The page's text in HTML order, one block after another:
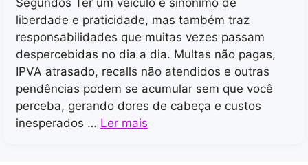
Segundos Ter um veículo é sinônimo de
liberdade e praticidade, mas também traz
responsabilidades que muitas vezes passam
despercebidas no dia a dia. Multas não pagas,
IPVA atrasado, recalls não atendidos e outras
pendências podem se acumular sem que você
perceba, gerando dores de cabeça e custos
inesperados … Ler mais